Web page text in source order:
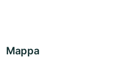
Mappa